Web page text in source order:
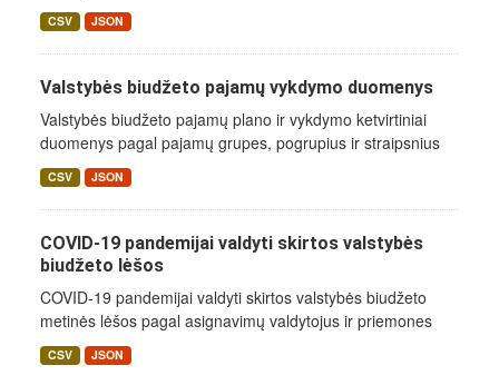
CSV JSON
Valstybės biudžeto pajamų vykdymo duomenys
Valstybės biudžeto pajamų plano ir vykdymo ketvirtiniai
duomenys pagal pajamų grupes, pogrupius ir straipsnius
CSV JSON
COVID-19 pandemijai valdyti skirtos valstybės
biudžeto lėšos
COVID-19 pandemijai valdyti skirtos valstybės biudžeto
metinės lėšos pagal asignavimų valdytojus ir priemones
CSV JSON